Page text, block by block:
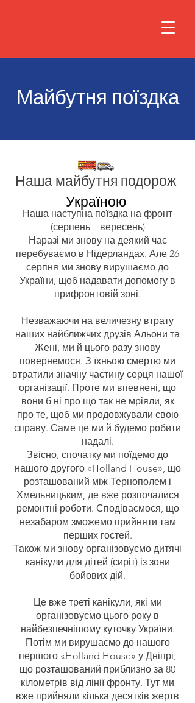
Майбутня поїздка
Наша майбутня подорож
Україною
Наша наступна поїздка на фронт
(серпень – вересень)
Наразі ми знову на деякий час
перебуваємо в Нідерландах. Але 26
серпня ми знову вирушаємо до
України, щоб надавати допомогу в
прифронтовій зоні.
Незважаючи на величезну втрату
наших найближчих друзів Альони та
Жені, ми й цього разу знову
повернемося. З їхньою смертю ми
втратили значну частину серця нашої
організації. Проте ми впевнені, що
вони б ні про що так не мріяли, як
про те, щоб ми продовжували свою
справу. Саме це ми й будемо робити
надалі.
Звісно, спочатку ми поїдемо до
нашого другого «Holland House», що
розташований між Тернополем і
Хмельницьким, де вже розпочалися
ремонтні роботи. Сподіваємося, що
незабаром зможемо прийняти там
перших гостей.
Також ми знову організовуємо дитячі
канікули для дітей (сиріт) із зони
бойових дій.
Це вже треті канікули, які ми
організовуємо цього року в
найбезпечнішому куточку України.
Потім ми вирушаємо до нашого
першого «Holland House» у Дніпрі,
що розташований приблизно за 80
кілометрів від лінії фронту. Тут ми
вже прийняли кілька десятків жертв